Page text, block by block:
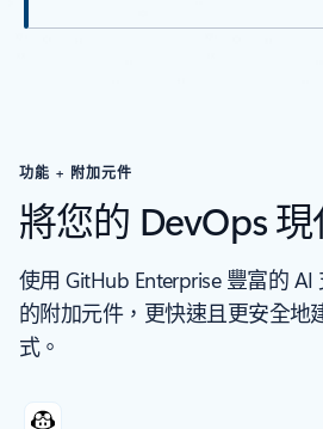
功能 + 附加元件
將您的 DevOps
使用 GitHub Enterprise 豐富的
的附加元件，更快速且更安全地
式。